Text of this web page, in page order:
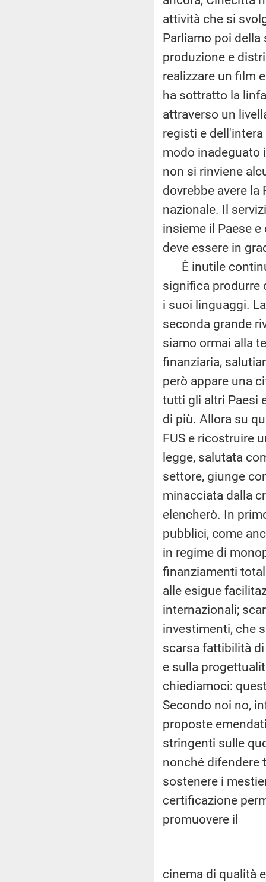
attività che si
Parliamo poi della
produzione e
realizzare un film
ha sottratto la
attraverso un
registi e
modo inadeguato
non si rinviene
dovrebbe avere
nazionale. Il
insieme il Paese
deve essere in
È inutile
significa produrre
i suoi linguaggi.
seconda grande
siamo ormai alla
finanziaria,
però appare una
tutti gli altri Paesi
di più. Allora su
FUS e ricostruire
legge, salutata
settore, giunge
minacciata dalla
elencherò. In
pubblici, come
in regime di
finanziamenti
alle esigue
internazionali;
investimenti, che
scarsa fattibilità
e sulla
chiediamoci:
Secondo noi no,
proposte
stringenti sulle
nonché difendere
sostenere i
certificazione
promuovere il
cinema di qualità